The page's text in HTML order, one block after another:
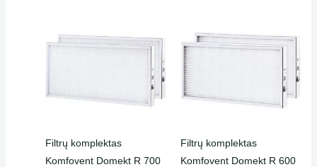
Filtrų komplektas
Komfovent Domekt R 700
Filtrų komplektas
Komfovent Domekt R 600